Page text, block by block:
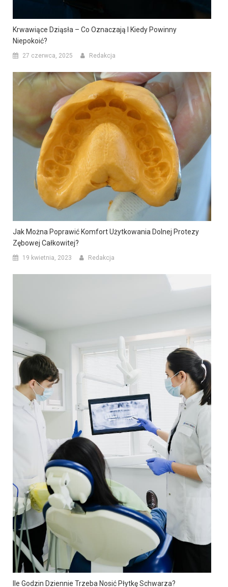
Krwawiące Dziąsła – Co Oznaczają I Kiedy Powinny
Niepokoić?
27 czerwca, 2025 Redakcja
Jak Można Poprawić Komfort Użytkowania Dolnej Protezy
Zębowej Całkowitej?
19 kwietnia, 2023 Redakcja
Ile Godzin Dziennie Trzeba Nosić Płytkę Schwarza?